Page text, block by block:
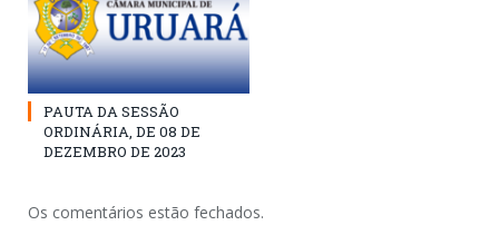
PAUTA DA SESSÃO
ORDINÁRIA, DE 08 DE
DEZEMBRO DE 2023
Os comentários estão fechados.